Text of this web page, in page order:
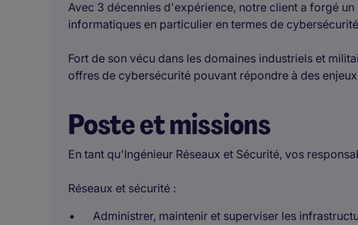
Avec 3 décennies d'expérience, notre client a forgé
informatiques en particulier en termes de
Fort de son vécu dans les domaines industriels et
offres de cybersécurité pouvant répondre à des
Poste et missions
En tant qu'Ingénieur Réseaux et Sécurité, vos
Réseaux et sécurité :
Administrer, maintenir et superviser les